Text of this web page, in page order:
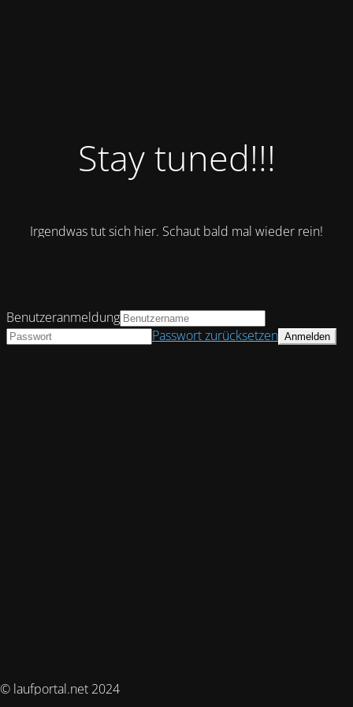
Stay tuned!!!
Irgendwas tut sich hier. Schaut bald mal wieder rein!
© laufportal.net 2024
Benutzeranmeldung
Passwort zurücksetzen